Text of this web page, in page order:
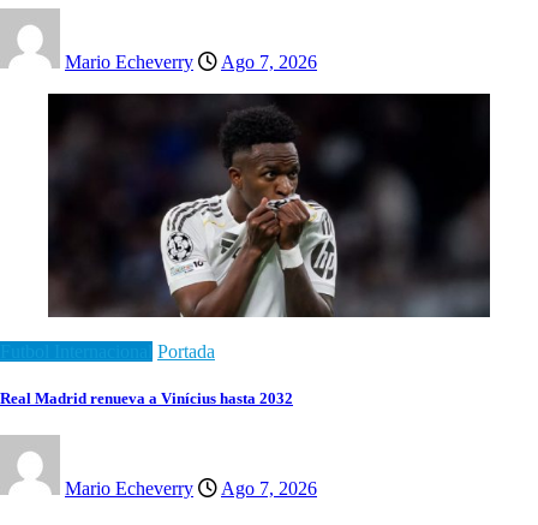
Mario Echeverry Ago 7, 2026
Portada
Real Madrid renueva a Vinícius hasta 2032
Mario Echeverry Ago 7, 2026